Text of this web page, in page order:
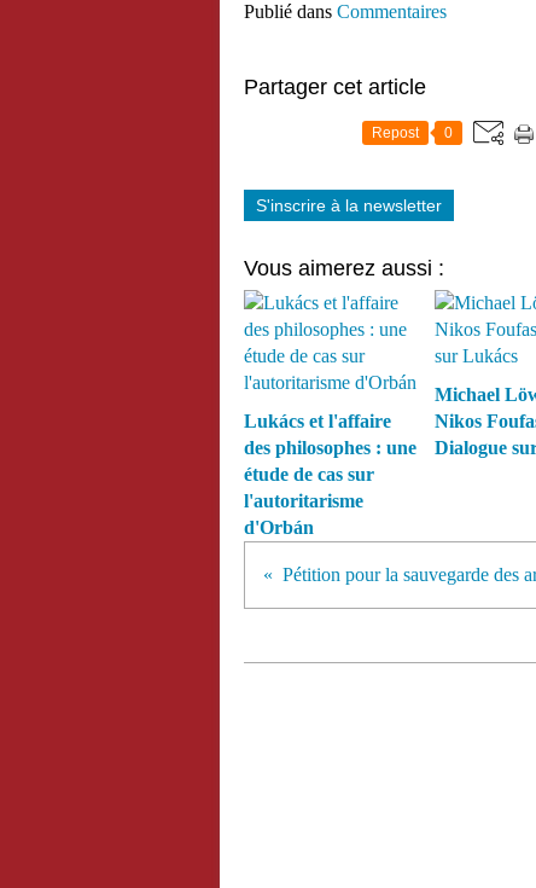
Publié dans Commentaires
Partager cet article
Repost 0
S'inscrire à la newsletter
Vous aimerez aussi :
Lukács et l'affaire
des philosophes : une
étude de cas sur
l'autoritarisme
d'Orbán
Michael
Nikos
Dialogue